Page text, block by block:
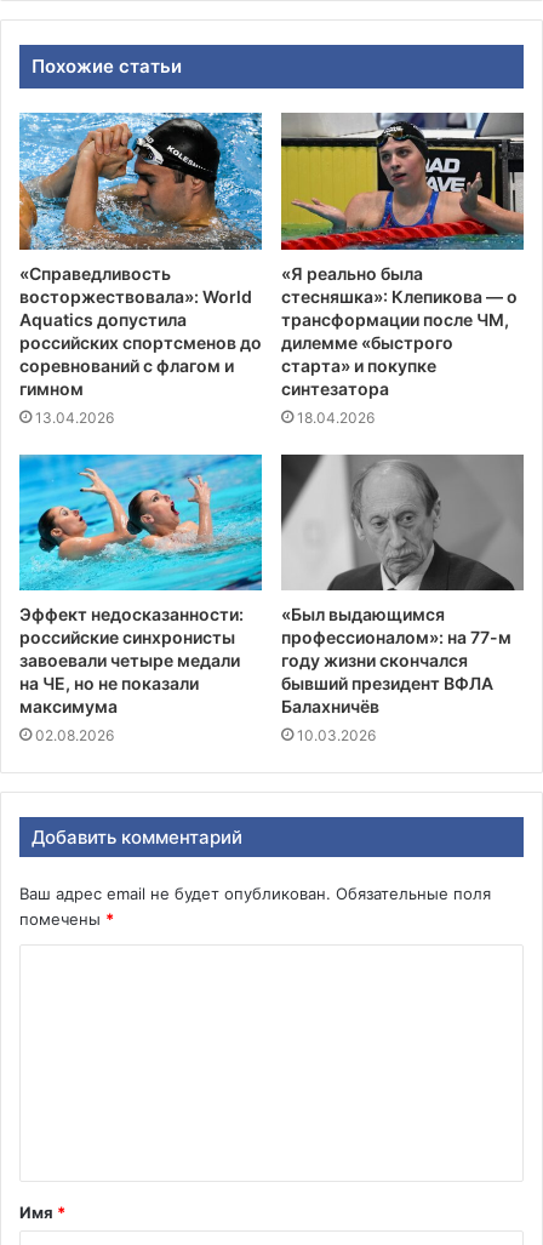
Похожие статьи
«Справедливость
восторжествовала»: World
Aquatics допустила
российских спортсменов до
соревнований с флагом и
гимном
13.04.2026
«Я реально была
стесняшка»: Клепикова — о
трансформации после ЧМ,
дилемме «быстрого
старта» и покупке
синтезатора
18.04.2026
Эффект недосказанности:
российские синхронисты
завоевали четыре медали
на ЧЕ, но не показали
максимума
02.08.2026
«Был выдающимся
профессионалом»: на 77-м
году жизни скончался
бывший президент ВФЛА
Балахничёв
10.03.2026
Добавить комментарий
Ваш адрес email не будет опубликован. Обязательные поля
помечены *
т
а
Имя *